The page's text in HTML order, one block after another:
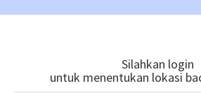
Silahkan login
untuk menentukan lokasi